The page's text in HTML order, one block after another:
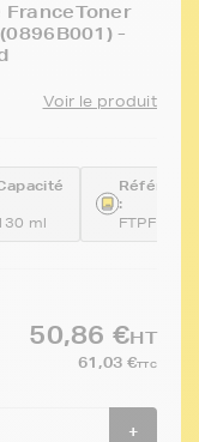
-
Voir le produit
ml
:
50,86 €HT
61,03 €TTC
+